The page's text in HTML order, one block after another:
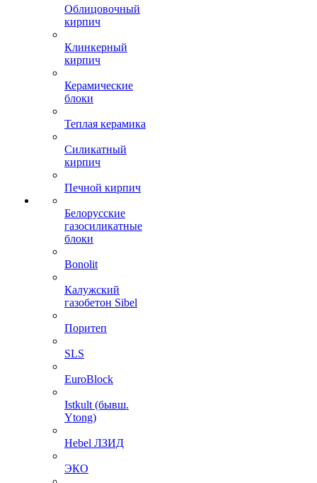
Облицовочный
кирпич
Клинкерный
кирпич
Керамические
блоки
Теплая керамика
Силикатный
кирпич
Печной кирпич
Белорусские
газосиликатные
блоки
Bonolit
Калужский
газобетон Sibel
Поритеп
SLS
EuroBlock
Istkult (бывш.
Ytong)
Hebel ЛЗИД
ЭКО